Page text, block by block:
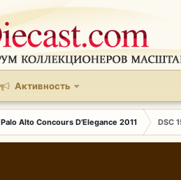
Активность
Palo Alto Concours D'Elegance 2011 DSC